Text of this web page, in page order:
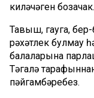
киләчәген бозачак.
Тавыш, гауга,
рәхәтлек булмау
балаларына
Тәгалә
пәйгамбәребез.